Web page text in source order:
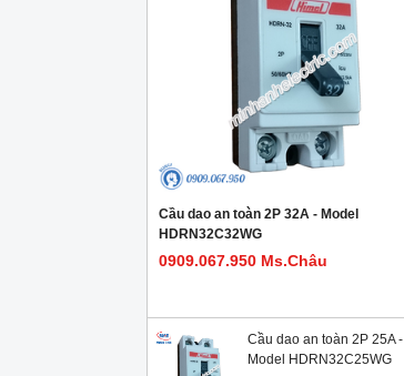
Cầu dao an toàn 2P 32A - Model
HDRN32C32WG
0909.067.950 Ms.Châu
Cầu dao an toàn 2P 25A -
Model HDRN32C25WG